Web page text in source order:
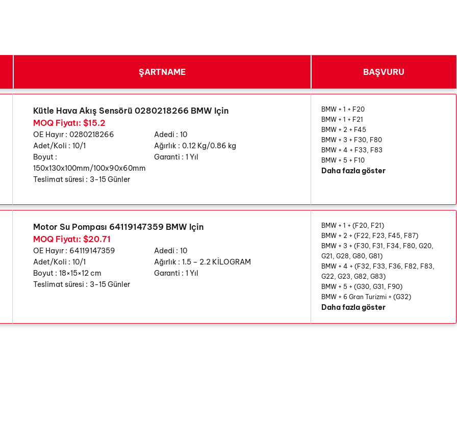
ŞARTNAME BAŞVURU
Kütle Hava Akış Sensörü 0280218266 BMW Için
MOQ Fiyatı: $15.2
OE Hayır : 0280218266 Adedi : 10
Adet/Koli : 10/1 Ağırlık : 0.12 Kg/0.86 kg
Boyut :
150x130x100mm/100x90x60mm
Garanti : 1 Yıl
Teslimat süresi : 3-15 Günler
BMW + 1 + F20
BMW + 1 + F21
BMW + 2 + F45
BMW + 3 + F30, F80
BMW + 4 + F33, F83
BMW + 5 + F10
Daha fazla göster
Motor Su Pompası 64119147359 BMW Için
MOQ Fiyatı: $20.71
OE Hayır : 64119147359 Adedi : 10
Adet/Koli : 10/1 Ağırlık : 1.5 – 2.2 KİLOGRAM
Boyut : 18×15×12 cm Garanti : 1 Yıl
Teslimat süresi : 3-15 Günler
BMW + 1 + (F20, F21)
BMW + 2 + (F22, F23, F45, F87)
BMW + 3 + (F30, F31, F34, F80, G20,
G21, G28, G80, G81)
BMW + 4 + (F32, F33, F36, F82, F83,
G22, G23, G82, G83)
BMW + 5 + (G30, G31, F90)
BMW + 6 Gran Turizmi + (G32)
Daha fazla göster